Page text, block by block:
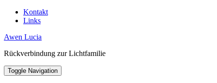
Skip
Kontakt
Links
Toggle
Awen Lucia
Rückverbindung zur Lichtfamilie
Toggle Navigation